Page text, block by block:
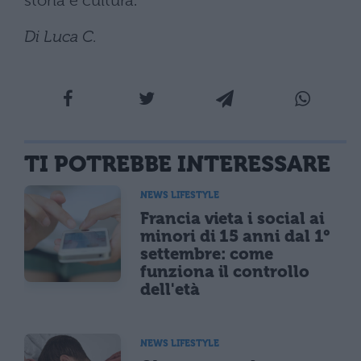
Di Luca C.
TI POTREBBE INTERESSARE
NEWS LIFESTYLE
Francia vieta i social ai
minori di 15 anni dal 1°
settembre: come
funziona il controllo
dell'età
NEWS LIFESTYLE